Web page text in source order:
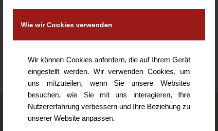
Wie wir Cookies verwenden
Wir können Cookies anfordern, die auf Ihrem Gerät
eingestellt werden. Wir verwenden Cookies, um
uns mitzuteilen, wenn Sie unsere Websites
besuchen, wie Sie mit uns interagieren, Ihre
Nutzererfahrung verbessern und Ihre Beziehung zu
unserer Website anpassen.
Hinterlasse uns deinen Kommentar!
abzugeben.
Logopädie Erika Jakab